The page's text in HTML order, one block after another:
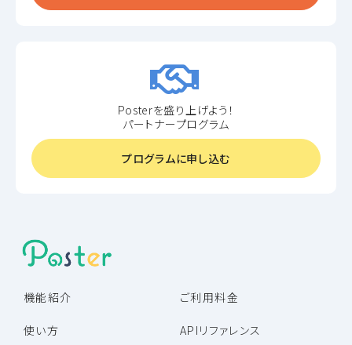
機能紹介
使い方
ご利用料金
APIリファレンス
Posterを盛り上げよう！
パートナープログラム
プログラムに申し込む